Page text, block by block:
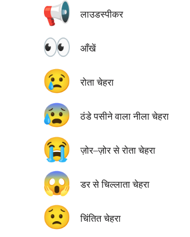
📢 लाउडस्पीकर
👀 आँखें
😢 रोता चेहरा
😰 ठंडे पसीने वाला नीला चेहरा
😭 ज़ोर–ज़ोर से रोता चेहरा
😱 डर से चिल्लाता चेहरा
😟 चिंतित चेहरा